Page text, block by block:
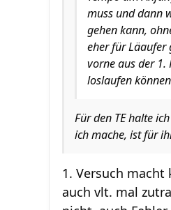
muss und dann
gehen kann,
eher für Läaufer
vorne aus der 1.
loslaufen
Für den TE halte
ich mache, ist für
1. Versuch
auch vlt. mal